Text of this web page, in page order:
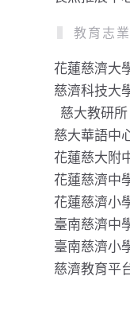
教育志業
花蓮慈濟大
慈濟科技大
慈大教研所
慈大華語中
花蓮慈大附
花蓮慈濟中
花蓮慈濟小
臺南慈濟中
臺南慈濟小
慈濟教育平